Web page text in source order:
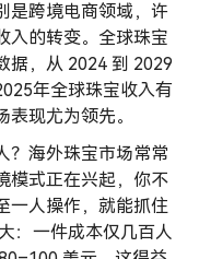
是跨境电商领域，许
入的转变。全球珠宝
据，从 2024 到 2029
年全球珠宝收入有
现尤为领先。
？海外珠宝市场常常
模式正在兴起，你不
一人操作，就能抓住
：一件成本仅几百人